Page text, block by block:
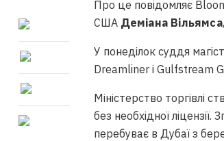
Про це повідомляє
США Деміана Вільямса,
У понеділок суддя
Dreamliner і Gulfstream
Міністерство торгівлі
без необхідної
перебуває в Дубаї з